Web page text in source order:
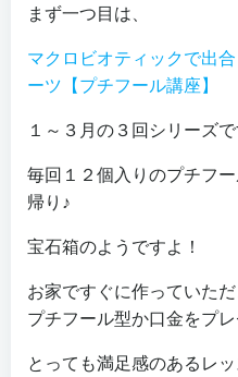
まず一つ目は、
マクロビオティックで出
ーツ【プチフール講座】
１～３月の３回シリーズで
毎回１２個入りのプチフ
帰り♪
宝石箱のようですよ！
お家ですぐに作っていた
プチフール型か口金をプ
とっても満足感のあるレ